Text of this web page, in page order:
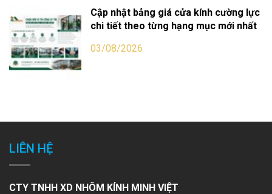
Cập nhật bảng giá cửa kính cường lực
chi tiết theo từng hạng mục mới nhất
03/08/2026
LIÊN HỆ
CTY TNHH XD NHÔM KÍNH MINH VIỆT